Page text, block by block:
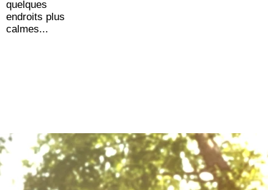
quelques
endroits plus
calmes...